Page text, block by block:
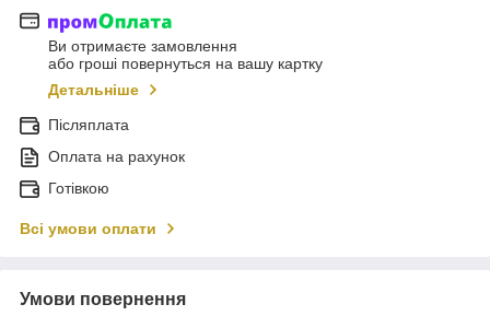
Ви отримаєте замовлення
або гроші повернуться на вашу картку
Детальніше
Післяплата
Оплата на рахунок
Готівкою
Всі умови оплати
Умови повернення